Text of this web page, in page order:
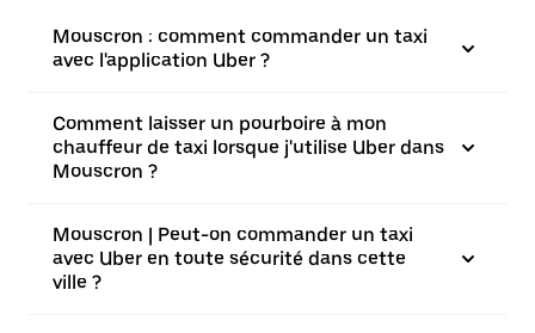
Mouscron : comment commander un taxi
avec l'application Uber ?
Comment laisser un pourboire à mon
chauffeur de taxi lorsque j'utilise Uber dans
Mouscron ?
Mouscron | Peut-on commander un taxi
avec Uber en toute sécurité dans cette
ville ?